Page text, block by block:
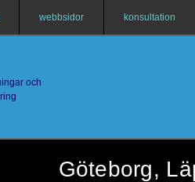
konsultation
webbsidor
Göteborg,